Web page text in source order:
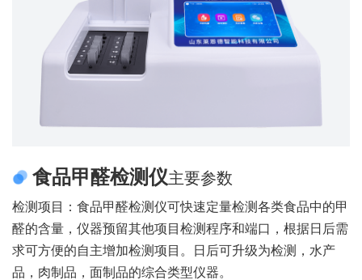
食品甲醛检测仪主要参数
检测项目：食品甲醛检测仪可快速定量检测各类食品中的甲
醛的含量，仪器预留其他项目检测程序和端口，根据日后需
求可方便的自主增加检测项目。日后可升级为检测，水产
品，肉制品，面制品的综合类型仪器。